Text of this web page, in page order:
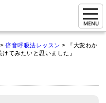
> 倍音呼吸法レッスン >
『大変わか
てみたいと思いました』